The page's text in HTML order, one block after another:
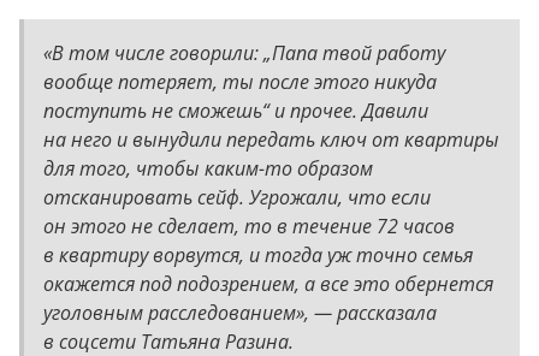
«В том числе говорили: „Папа твой работу
вообще потеряет, ты после этого никуда
поступить не сможешь“ и прочее. Давили
на него и вынудили передать ключ от квартиры
для того, чтобы каким-то образом
отсканировать сейф. Угрожали, что если
он этого не сделает, то в течение 72 часов
в квартиру ворвутся, и тогда уж точно семья
окажется под подозрением, а все это обернется
уголовным расследованием», — рассказала
в соцсети Татьяна Разина.